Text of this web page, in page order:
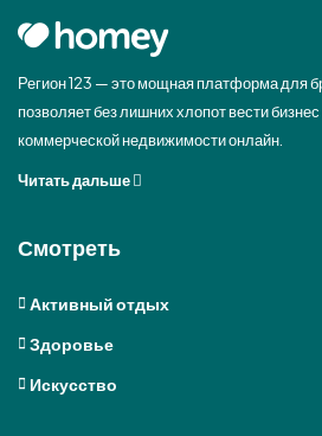
Регион 123 — это мощная платформа для
позволяет без лишних хлопот вести
коммерческой недвижимости онлайн.
Читать дальше
Смотреть
Активный отдых
Здоровье
Искусство